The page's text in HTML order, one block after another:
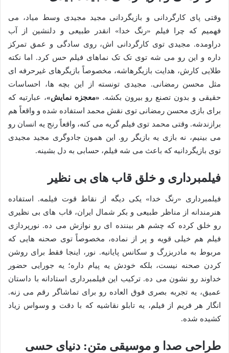
وقتی پای کارگردانی و بازیگردانی مجید مجیدی وسط میاد، می
فهمیم که چرا فیلم «رنگ خدا» انقدر طبیعی و دلنشین از آب
دراومده. مجیدی توی کارگردانی اش، روی سادگی و عمق تمرکز
داره و این رو می شه توی تک تک نماهای فیلم حس کرد. اما نکته
طلایی کارش، هدایت بازیگرهاشه، مخصوصاً بازیگرهای غیرحرفه ای
مثل محسن رمضانی. مجیدی تونسته از این بچه ها، احساسات
حقیقی و بدون تصنع رو بیرون بکشه. «معجزه نمایش»، عبارتیه که
برای بازی محسن رمضانی توی نقش محمد استفاده شده و واقعاً هم
برازندشه. وقتی محمد توی فیلم گریه می کنه، واقعاً رنج یه انسان رو
می بینیم، نه بازی یه بازیگر رو. این همون جادوگری مجید مجیدی
توی بازیگردانیه که باعث می شه فیلم، حسابی به دل بشینه.
فیلمبرداری و خلق قاب های بی نظیر
فیلمبرداری «رنگ خدا» یکی دیگه از نقاط قوت فیلمه. استفاده
هنرمندانه از مناظر طبیعی و بکر شمال ایران، قاب های بی نظیری
رو خلق کرده که چشم هر بیننده ای رو نوازش می ده. نورپردازی
فیلم هم خیلی قویه و پر از نماده، مخصوصاً توی صحنه هایی که
مربوط به مادربزرگ و سکانس پایانیه. نور، اینجا فقط برای روشن
کردن صحنه نیست، بلکه خودش یه پیام داره؛ یه جورایی حضور
خداوند رو نشون می ده. ترکیب این فیلمبرداری استادانه با داستان
عمیق، یه تجربه بصری فوق العاده رو برای تماشاگر رقم می زنه.
انگار هر فریم از فیلم، یه تابلو نقاشیه که با دقت و وسواس زیاد
کشیده شده.
طراحی صدا و موسیقی متن: دنیای حسی